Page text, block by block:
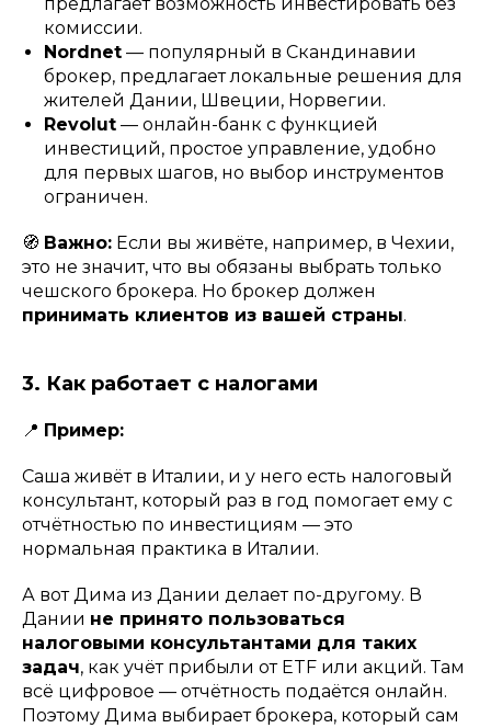
комиссии.
Nordnet — популярный в Скандинавии
брокер, предлагает локальные решения для
жителей Дании, Швеции, Норвегии.
Revolut — онлайн-банк с функцией
инвестиций, простое управление, удобно
для первых шагов, но выбор инструментов
ограничен.
🧭 Важно: Если вы живёте, например, в Чехии,
это не значит, что вы обязаны выбрать только
чешского брокера. Но брокер должен
принимать клиентов из вашей страны.
3. Как работает с налогами
📍 Пример:
Саша живёт в Италии, и у него есть налоговый
консультант, который раз в год помогает ему с
отчётностью по инвестициям — это
нормальная практика в Италии.
А вот Дима из Дании делает по-другому. В
Дании не принято пользоваться
налоговыми консультантами для таких
задач, как учёт прибыли от ETF или акций. Там
всё цифровое — отчётность подаётся онлайн.
Поэтому Дима выбирает брокера, который сам